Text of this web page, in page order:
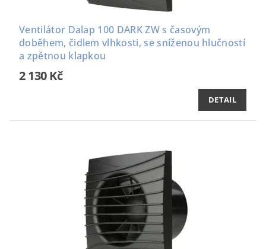
Ventilátor Dalap 100 DARK ZW s časovým
doběhem, čidlem vlhkosti, se sníženou hlučností
a zpětnou klapkou
2 130 Kč
DETAIL